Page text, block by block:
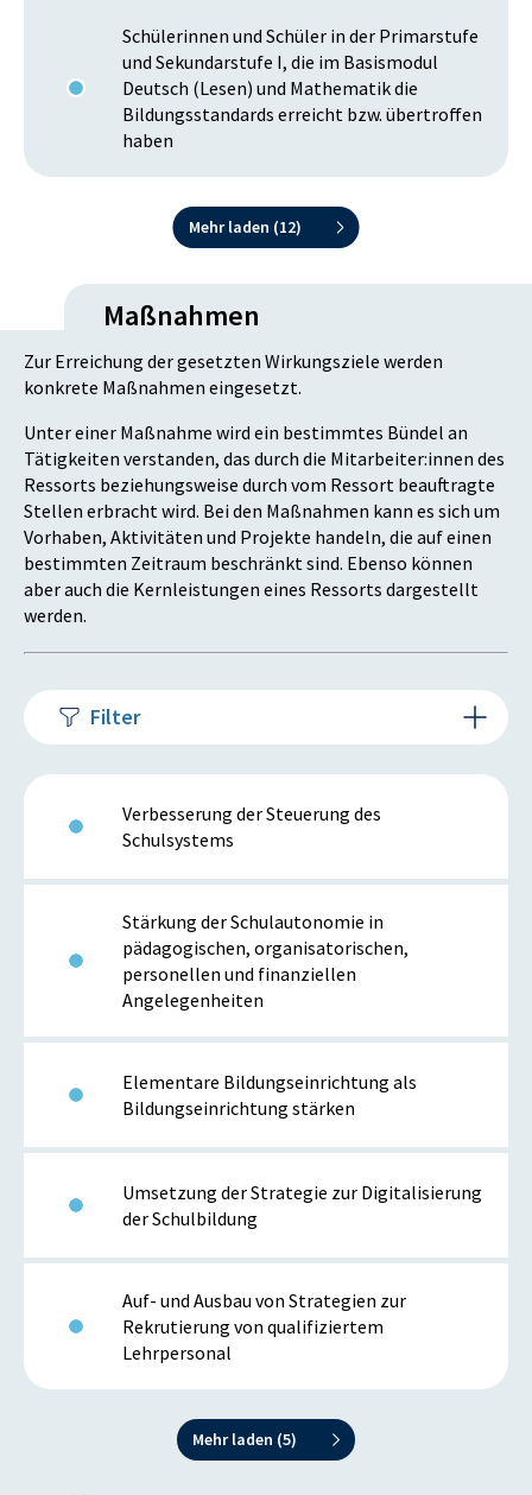
Schülerinnen und Schüler in der Primarstufe
und Sekundarstufe I, die im Basismodul
Deutsch (Lesen) und Mathematik die
Bildungsstandards erreicht bzw. übertroffen
haben
Mehr laden (12)
Maßnahmen
Zur Erreichung der gesetzten Wirkungsziele werden
konkrete Maßnahmen eingesetzt.
Unter einer Maßnahme wird ein bestimmtes Bündel an
Tätigkeiten verstanden, das durch die Mitarbeiter:innen des
Ressorts beziehungsweise durch vom Ressort beauftragte
Stellen erbracht wird. Bei den Maßnahmen kann es sich um
Vorhaben, Aktivitäten und Projekte handeln, die auf einen
bestimmten Zeitraum beschränkt sind. Ebenso können
aber auch die Kernleistungen eines Ressorts dargestellt
werden.
Filter
Verbesserung der Steuerung des
Schulsystems
Stärkung der Schulautonomie in
pädagogischen, organisatorischen,
personellen und finanziellen
Angelegenheiten
Elementare Bildungseinrichtung als
Bildungseinrichtung stärken
Umsetzung der Strategie zur Digitalisierung
der Schulbildung
Auf- und Ausbau von Strategien zur
Rekrutierung von qualifiziertem
Lehrpersonal
Mehr laden (5)